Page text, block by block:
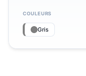
COULEURS
Gris